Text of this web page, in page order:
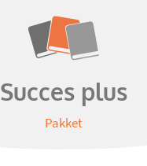
Succes plus
Pakket